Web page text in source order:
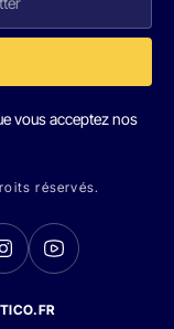
vous acceptez nos
réservés.